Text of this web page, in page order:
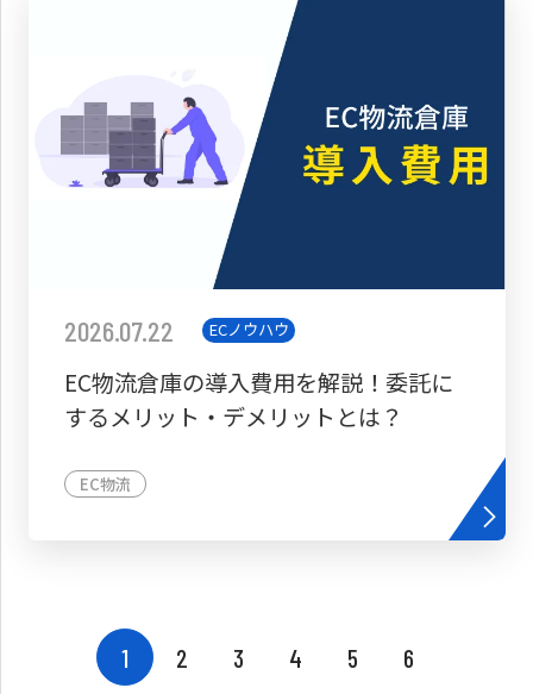
2026.07.22 ECノウハウ
EC物流倉庫の導入費用を解説！委託に
するメリット・デメリットとは？
EC物流
1 2 3 4 5
6